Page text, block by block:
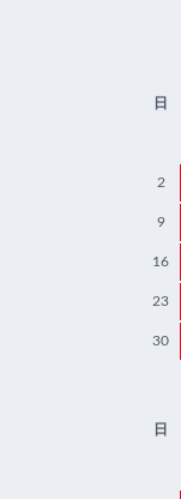
日
2
9
16
23
30
日